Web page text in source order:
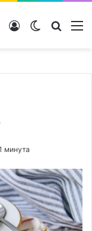
Switch skin
Войти
минута